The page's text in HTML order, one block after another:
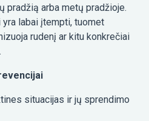
pradžią arba metų pradžioje.
labai įtempti, tuomet
rudenį ar kitu konkrečiai
situacijas ir jų sprendimo